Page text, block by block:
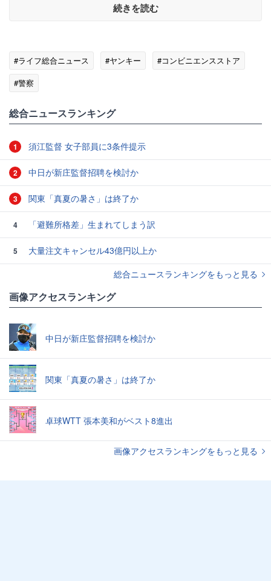
続きを読む
#ライフ総合ニュース #ヤンキー
#コンビニエンスストア
#警察
総合ニュースランキング
1 須江監督 女子部員に3条件提示
2 中日が新庄監督招聘を検討か
3 関東「真夏の暑さ」は終了か
4 「避難所格差」生まれてしまう訳
5
大量注文キャンセル43億円以上か
総合ニュースランキングをもっと見る
画像アクセスランキング
中日が新庄監督招聘を検討か
関東「真夏の暑さ」は終了か
卓球WTT 張本美和がベスト8進出
画像アクセスランキングをもっと見る